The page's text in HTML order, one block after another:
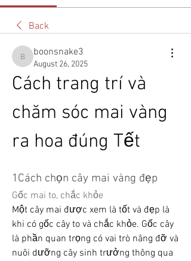
Back
boonsnake3
boonsnake3
August 26, 2025
Cách trang trí và
chăm sóc mai vàng
ra hoa đúng Tết
1Cách chọn cây mai vàng đẹp
Gốc mai to, chắc khỏe
Một cây mai được xem là tốt và đẹp là
khi có gốc cây to và chắc khỏe. Gốc cây
là phần quan trọng có vai trò nâng đỡ và
nuôi dưỡng cây sinh trưởng thông qua